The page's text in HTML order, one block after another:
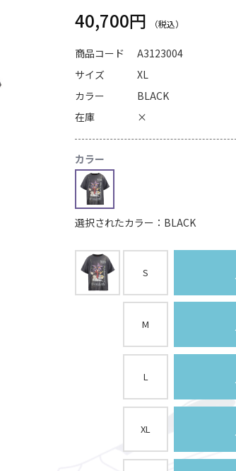
40,700円
商品コード
A3123004
サイズ
XL
カラー
BLACK
在庫
×
カラー
選択されたカラー：BLACK
S
M
L
XL